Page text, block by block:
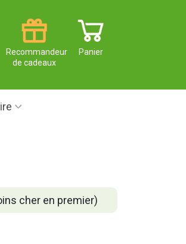
Panier
Recommandeur
de cadeaux
cher en premier)